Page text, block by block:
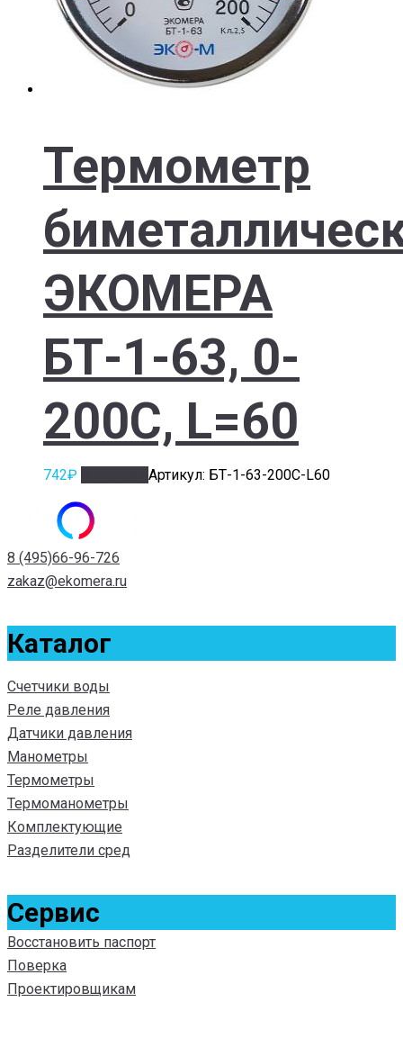
Термометр
ЭКОМЕРА
БТ-1-63, 0-
200С, L=60
742₽ Артикул: БТ-1-63-200С-L60
8 (495)66-96-726
zakaz@ekomera.ru
Каталог
Счетчики воды
Реле давления
Датчики давления
Манометры
Термометры
Термоманометры
Комплектующие
Разделители сред
Сервис
Восстановить паспорт
Поверка
Проектировщикам